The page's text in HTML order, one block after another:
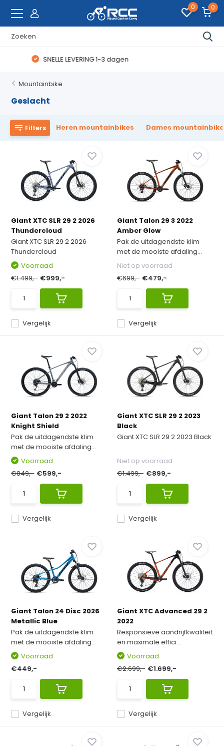
0 0
WAANZINNIGE FIETSDEALS
Mountainbike
Geslacht
Filters Heren mountainbikes Dames
Giant XTC SLR 29 2 2026
Thundercloud
Giant XTC SLR 29 2 2026
Thundercloud
Vergelijk
Voorraad
€1.499,- €999,-
Giant Talon 29 3 2022
Amber Glow
Pak de uitdagendste klim
met de mooiste afdaling...
Vergelijk
Niet op voorraad
€699,- €479,-
Giant Talon 29 2 2022
Knight Shield
Pak de uitdagendste klim
met de mooiste afdaling...
Vergelijk
Voorraad
€849,- €599,-
Giant XTC SLR 29 2 2023
Black
Giant XTC SLR 29 2 2023 Black
Vergelijk
Niet op voorraad
€1.499,- €899,-
Giant Talon 24 Disc 2026
Metallic Blue
Pak de uitdagendste klim
met de mooiste afdaling...
Vergelijk
Voorraad
€449,-
Giant XTC Advanced 29 2
2022
Responsieve aandrijfkwaliteit
en maximale effici...
Vergelijk
Voorraad
€2.699,- €1.699,-